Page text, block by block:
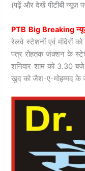
(पढ़ें और देखें पीटीबी न्यूज़
PTB Big Breaking
रेलवे स्टेशनों एवं मंदिरों
पत्र रोहतक जंक्शन के
शनिवार शाम को 3.30
खुद को जैश-ए-मोहम्मद के